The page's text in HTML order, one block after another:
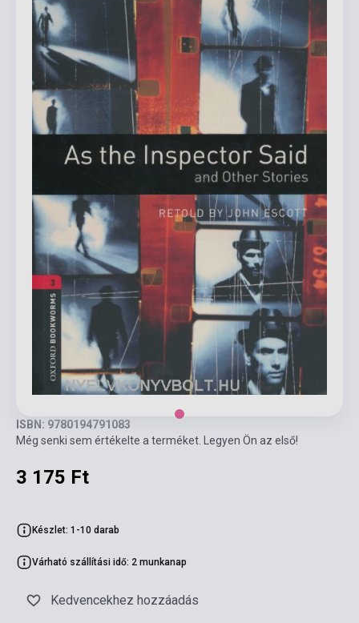
ISBN: 9780194791083
Még senki sem értékelte a terméket. Legyen Ön az első!
3 175 Ft
Készlet: 1-10 darab
Várható szállítási idő: 2 munkanap
Kedvencekhez hozzáadás